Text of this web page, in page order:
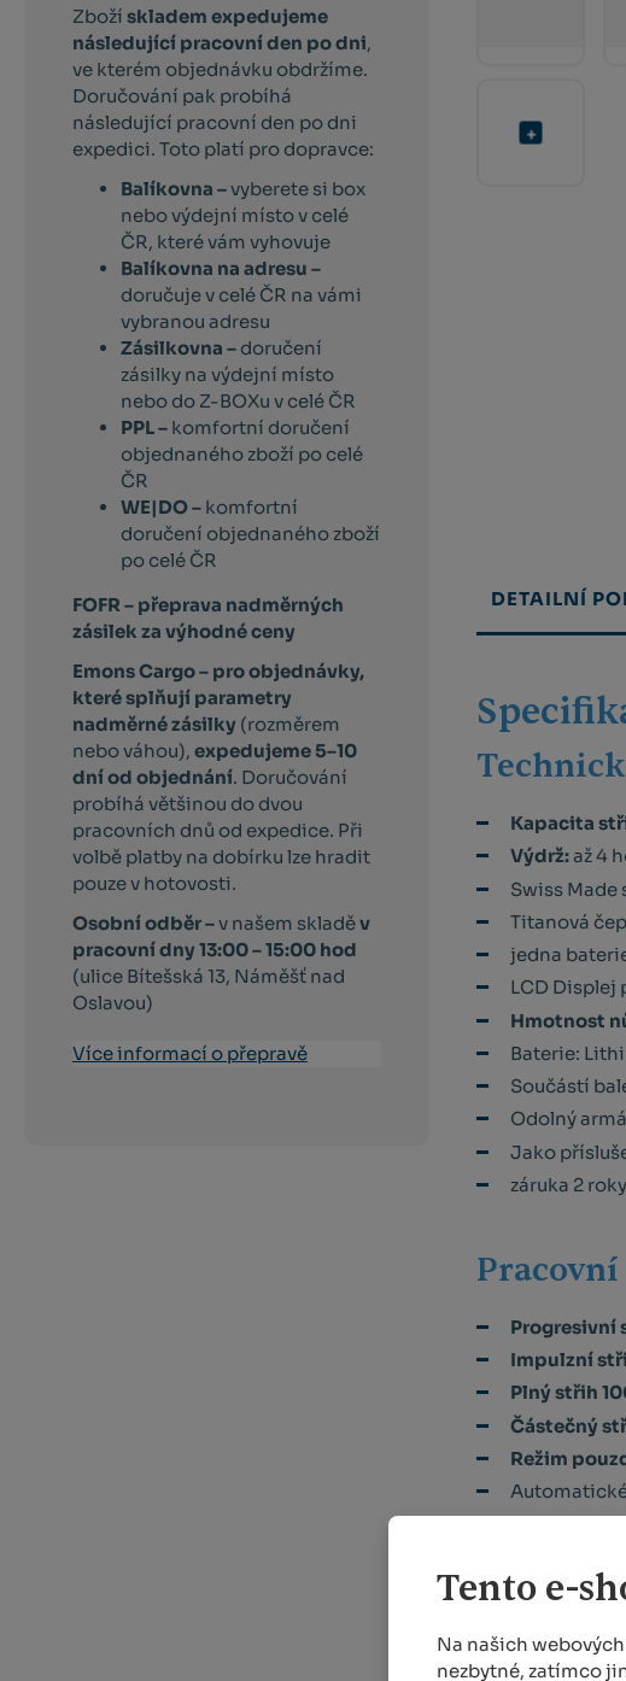
Tento e-
Na našich
nezbytné, zatímco
DETAILNÍ
Kapacita
Výdrž:až 4
Swiss Made
Titanová
jedna
LCD Displej
Hmotnost
Baterie:
Součástí
Odolný
Jako
záruka 2 roky
Progresivní
Impulzní
Plný střih
Částečný
Režim
Detailní
Zboží skladem expedujeme
následující pracovní den po dni,
ve kterém objednávku obdržíme.
Doručování pak probíhá
následující pracovní den po dni
expedici. Toto platí pro dopravce:
Balíkovna –vyberete si box
nebo výdejní místo v celé
ČR, které vám vyhovuje
Balíkovna na adresu –
doručuje v celé ČR na vámi
vybranou adresu
Zásilkovna – doručení
zásilky na výdejní místo
nebo do Z-BOXu v celé ČR
PPL – komfortní doručení
objednaného zboží po celé
ČR
WE|DO – komfortní
doručení objednaného zboží
po celé ČR
FOFR – přeprava nadměrných
zásilek za výhodné ceny
Emons Cargo – pro objednávky,
které splňují parametry
nadměrné zásilky (rozměrem
nebo váhou), expedujeme 5–10
dní od objednání. Doručování
probíhá většinou do dvou
pracovních dnů od expedice. Při
volbě platby na dobírku lze hradit
pouze v hotovosti.
Osobní odběr –v našem skladěv
pracovní dny 13:00 – 15:00 hod
(ulice Bítešská 13, Náměšť nad
Oslavou)
Více informací o přepravě